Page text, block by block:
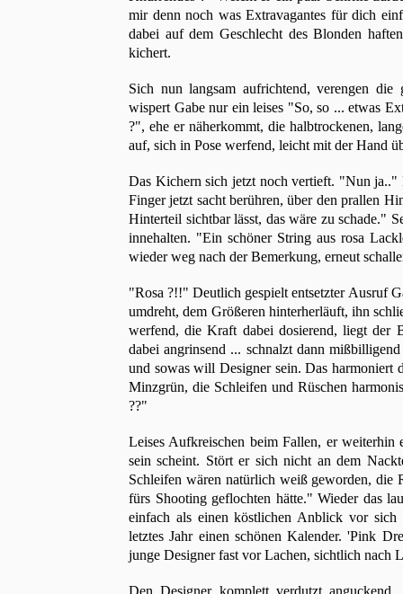
mir denn noch was Extravagantes für dich
dabei auf dem Geschlecht des Blonden
kichert.
Sich nun langsam aufrichtend, verengen
wispert Gabe nur ein leises "So, so ... etwas
?", ehe er näherkommt, die halbtrockenen,
auf, sich in Pose werfend, leicht mit der Hand
Das Kichern sich jetzt noch vertieft. "Nun ja.."
Finger jetzt sacht berühren, über den prallen
Hinterteil sichtbar lässt, das wäre zu schade."
innehalten. "Ein schöner String aus rosa
wieder weg nach der Bemerkung, erneut
"Rosa ?!!" Deutlich gespielt entsetzter Ausruf
umdreht, dem Größeren hinterherläuft, ihn
werfend, die Kraft dabei dosierend, liegt der
dabei angrinsend ... schnalzt dann
und sowas will Designer sein. Das
Minzgrün, die Schleifen und Rüschen
??"
Leises Aufkreischen beim Fallen, er
sein scheint. Stört er sich nicht an dem
Schleifen wären natürlich weiß geworden, die
fürs Shooting geflochten hätte." Wieder das
einfach als einen köstlichen Anblick vor
letztes Jahr einen schönen Kalender. 'Pink
junge Designer fast vor Lachen, sichtlich nach
Den Designer komplett verdutzt